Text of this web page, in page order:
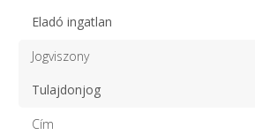
Eladó ingatlan
Jogviszony
Tulajdonjog
Cím